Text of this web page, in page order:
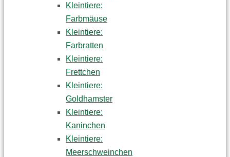
Kleintiere:
Farbmäuse
Kleintiere:
Farbratten
Kleintiere:
Frettchen
Kleintiere:
Goldhamster
Kleintiere:
Kaninchen
Kleintiere:
Meerschweinchen